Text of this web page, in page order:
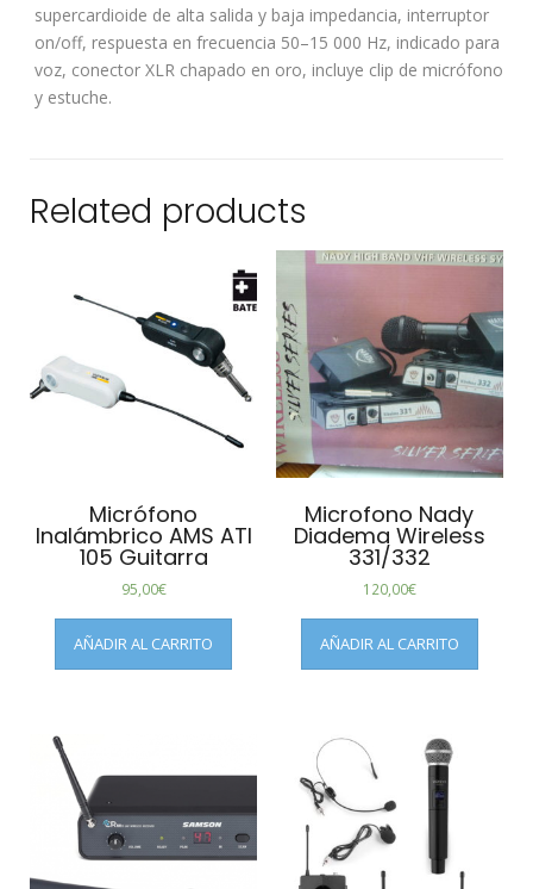
supercardioide de alta salida y baja impedancia, interruptor
on/off, respuesta en frecuencia 50–15 000 Hz, indicado para
voz, conector XLR chapado en oro, incluye clip de micrófono
y estuche.
Related products
Micrófono
Inalámbrico AMS ATI
105 Guitarra
95,00€
AÑADIR AL CARRITO
Microfono Nady
Diadema Wireless
331/332
120,00€
AÑADIR AL CARRITO